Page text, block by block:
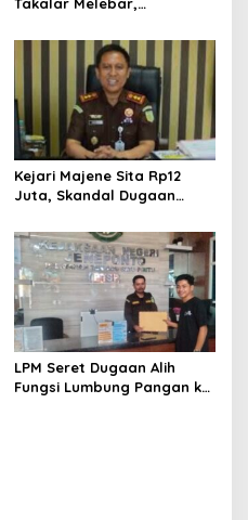
Takalar Melebar,
Muncul
Kejari Majene Sita Rp12
Juta, Skandal Dugaan
Mulai Terkuak
LPM Seret Dugaan Alih
Fungsi Lumbung Pangan ke